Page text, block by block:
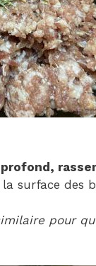
surface des
pour